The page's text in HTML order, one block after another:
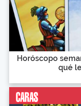
Horóscopo
qué